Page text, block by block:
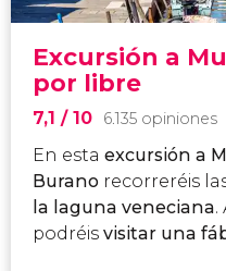
Excursión a
por libre
7,1 / 10 6.135 opiniones
En esta excursión a
Burano recorreréis
la laguna veneciana.
podréis visitar una